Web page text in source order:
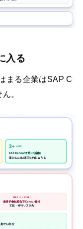
入る
まる企業はSAP C
。